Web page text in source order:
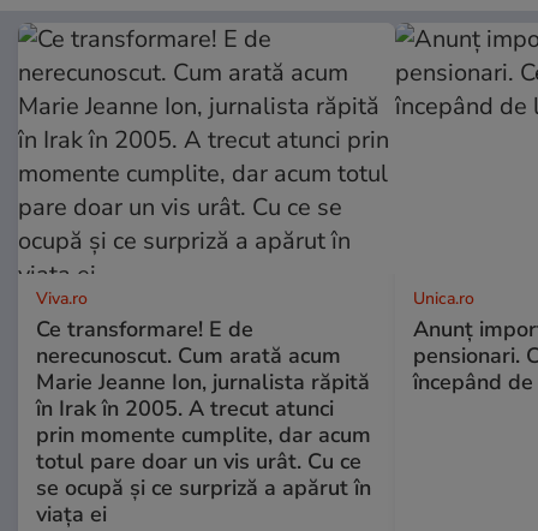
Viva.ro
Ce transformare! E de
nerecunoscut. Cum arată acum
Marie Jeanne Ion, jurnalista răpită
în Irak în 2005. A trecut atunci
prin momente cumplite, dar acum
totul pare doar un vis urât. Cu ce
se ocupă și ce surpriză a apărut în
viața ei
Unica.ro
Anunț
pensionari.
începând